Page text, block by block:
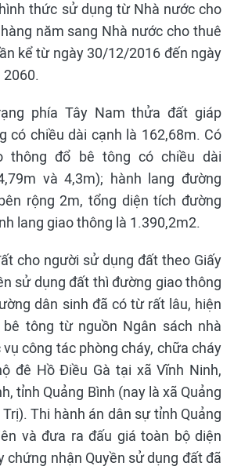
thức sử dụng từ Nhà nước cho
năm sang Nhà nước cho thuê
kể từ ngày 30/12/2016 đến ngày
phía Tây Nam thửa đất giáp
có chiều dài cạnh là 162,68m. Có
thông đổ bê tông có chiều dài
và 4,3m); hành lang đường
rộng 2m, tổng diện tích đường
lang giao thông là 1.390,2m2.
cho người sử dụng đất theo Giấy
sử dụng đất thì đường giao thông
dân sinh đã có từ rất lâu, hiện
tông từ nguồn Ngân sách nhà
công tác phòng cháy, chữa cháy
đê Hồ Điều Gà tại xã Vĩnh Ninh,
tỉnh Quảng Bình (nay là xã Quảng
Thi hành án dân sự tỉnh Quảng
và đưa ra đấu giá toàn bộ diện
chứng nhận Quyền sử dụng đất đã